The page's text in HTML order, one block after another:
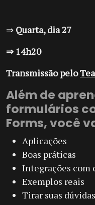
⇒ Quarta, dia 27
⇒ 14h20
Transmissão pelo
Além de
formulários
Forms, você
Aplicações
Boas práticas
Integrações com
Exemplos reais
Tirar suas dúvidas